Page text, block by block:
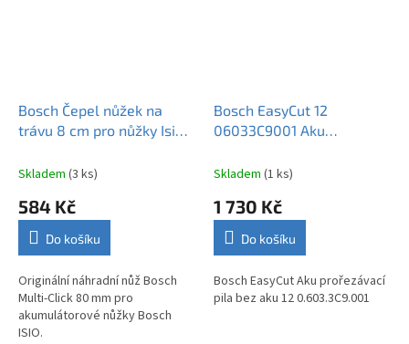
Bosch Čepel nůžek na
trávu 8 cm pro nůžky Isio
Skladem (3 ks)
584 Kč
Do košíku
Originální náhradní nůž Bosch
Multi-Click 80 mm pro
akumulátorové nůžky Bosch
ISIO.
Bosch EasyCut 12
06033C9001 Aku
Skladem (1 ks)
1 730 Kč
Do košíku
Bosch EasyCut Aku prořezávací
pila bez aku 12 0.603.3C9.001